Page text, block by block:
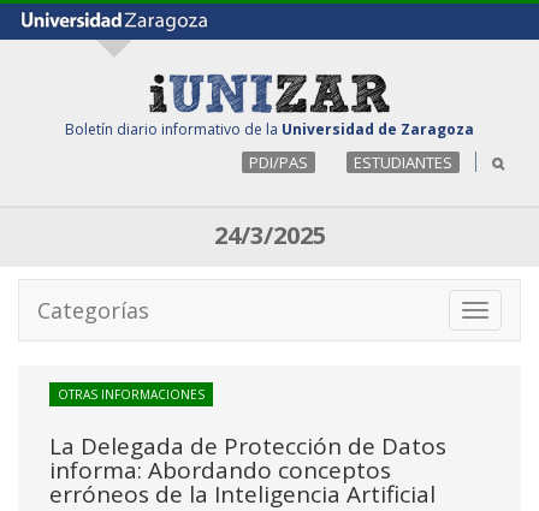
Boletín diario informativo de la Universidad de Zaragoza
PDI/PAS ESTUDIANTES
24/3/2025
Toggle
Categorías
OTRAS INFORMACIONES
La Delegada de Protección de Datos
informa: Abordando conceptos
erróneos de la Inteligencia Artificial